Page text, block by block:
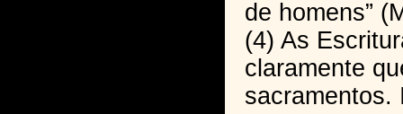
de homens”
(4) As
claramente
sacramentos.